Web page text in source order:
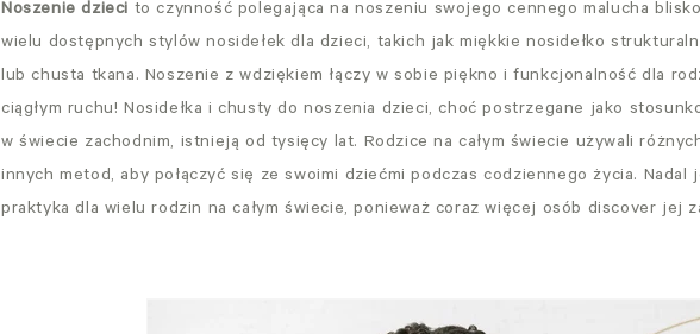
Noszenie dzieci to czynność polegająca na noszeniu swojego cennego malucha
wielu dostępnych stylów nosidełek dla dzieci, takich jak miękkie nosidełko
lub chusta tkana. Noszenie z wdziękiem łączy w sobie piękno i funkcjonalność dla
ciągłym ruchu! Nosidełka i chusty do noszenia dzieci, choć postrzegane jako
w świecie zachodnim, istnieją od tysięcy lat. Rodzice na całym świecie używali
innych metod, aby połączyć się ze swoimi dziećmi podczas codziennego życia. Nadal
praktyka dla wielu rodzin na całym świecie, ponieważ coraz więcej osób discover jej